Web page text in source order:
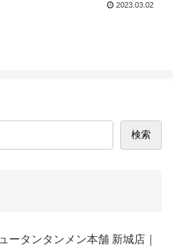
2023.03.02
検索
ータンタンメン本舗 新城店｜